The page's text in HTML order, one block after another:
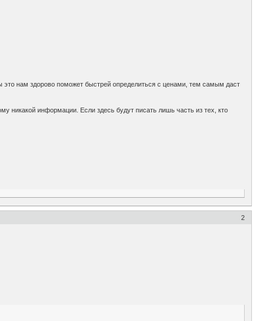
это нам здорово поможет быстрей определиться с ценами, тем самым даст
никакой информации. Если здесь будут писать лишь часть из тех, кто
2